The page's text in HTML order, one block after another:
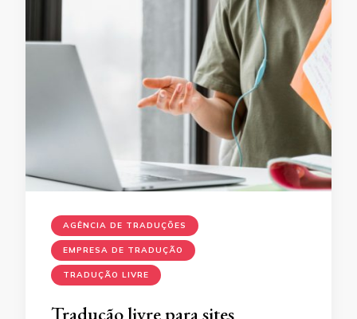
AGÊNCIA DE TRADUÇÕES
EMPRESA DE TRADUÇÃO
TRADUÇÃO LIVRE
Tradução livre para sites